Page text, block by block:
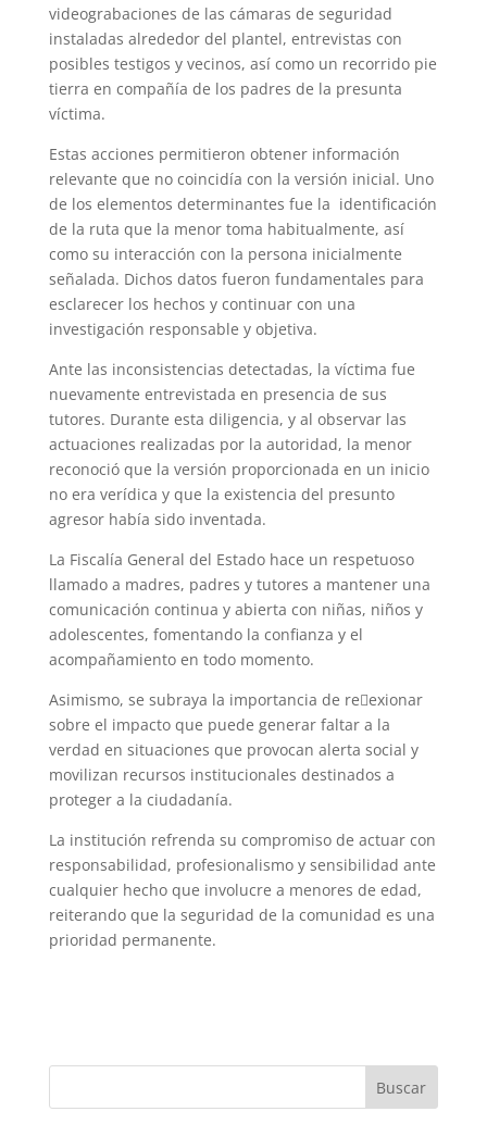
videograbaciones de las cámaras de seguridad
instaladas alrededor del plantel, entrevistas con
posibles testigos y vecinos, así como un recorrido pie
tierra en compañía de los padres de la presunta
víctima.
Estas acciones permitieron obtener información
relevante que no coincidía con la versión inicial. Uno
de los elementos determinantes fue la identificación
de la ruta que la menor toma habitualmente, así
como su interacción con la persona inicialmente
señalada. Dichos datos fueron fundamentales para
esclarecer los hechos y continuar con una
investigación responsable y objetiva.
Ante las inconsistencias detectadas, la víctima fue
nuevamente entrevistada en presencia de sus
tutores. Durante esta diligencia, y al observar las
actuaciones realizadas por la autoridad, la menor
reconoció que la versión proporcionada en un inicio
no era verídica y que la existencia del presunto
agresor había sido inventada.
La Fiscalía General del Estado hace un respetuoso
llamado a madres, padres y tutores a mantener una
comunicación continua y abierta con niñas, niños y
adolescentes, fomentando la confianza y el
acompañamiento en todo momento.
Asimismo, se subraya la importancia de re􀃀exionar
sobre el impacto que puede generar faltar a la
verdad en situaciones que provocan alerta social y
movilizan recursos institucionales destinados a
proteger a la ciudadanía.
La institución refrenda su compromiso de actuar con
responsabilidad, profesionalismo y sensibilidad ante
cualquier hecho que involucre a menores de edad,
reiterando que la seguridad de la comunidad es una
prioridad permanente.
Buscar